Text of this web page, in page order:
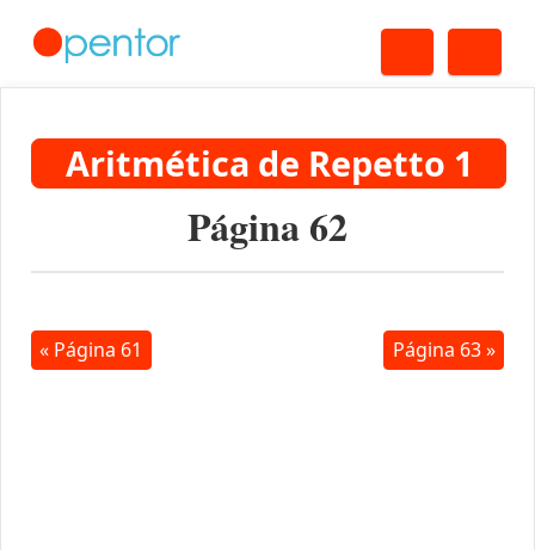
Aritmética de Repetto 1
Página 62
« Página 61 Página 63 »